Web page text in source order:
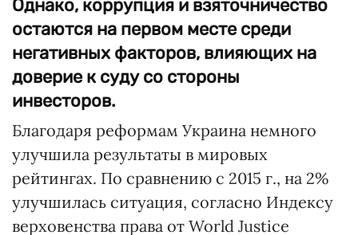
Однако, коррупция и взяточничество
остаются на первом месте среди
негативных факторов, влияющих на
доверие к суду со стороны
инвесторов.
Благодаря реформам Украина немного
улучшила результаты в мировых
рейтингах. По сравнению с 2015 г., на 2%
улучшилась ситуация, согласно Индексу
верховенства права от World Justice